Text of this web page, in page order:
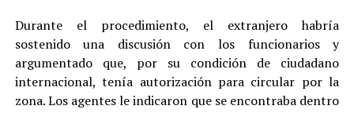
Durante el procedimiento, el extranjero habría
sostenido una discusión con los funcionarios y
argumentado que, por su condición de ciudadano
internacional, tenía autorización para circular por la
zona. Los agentes le indicaron que se encontraba dentro